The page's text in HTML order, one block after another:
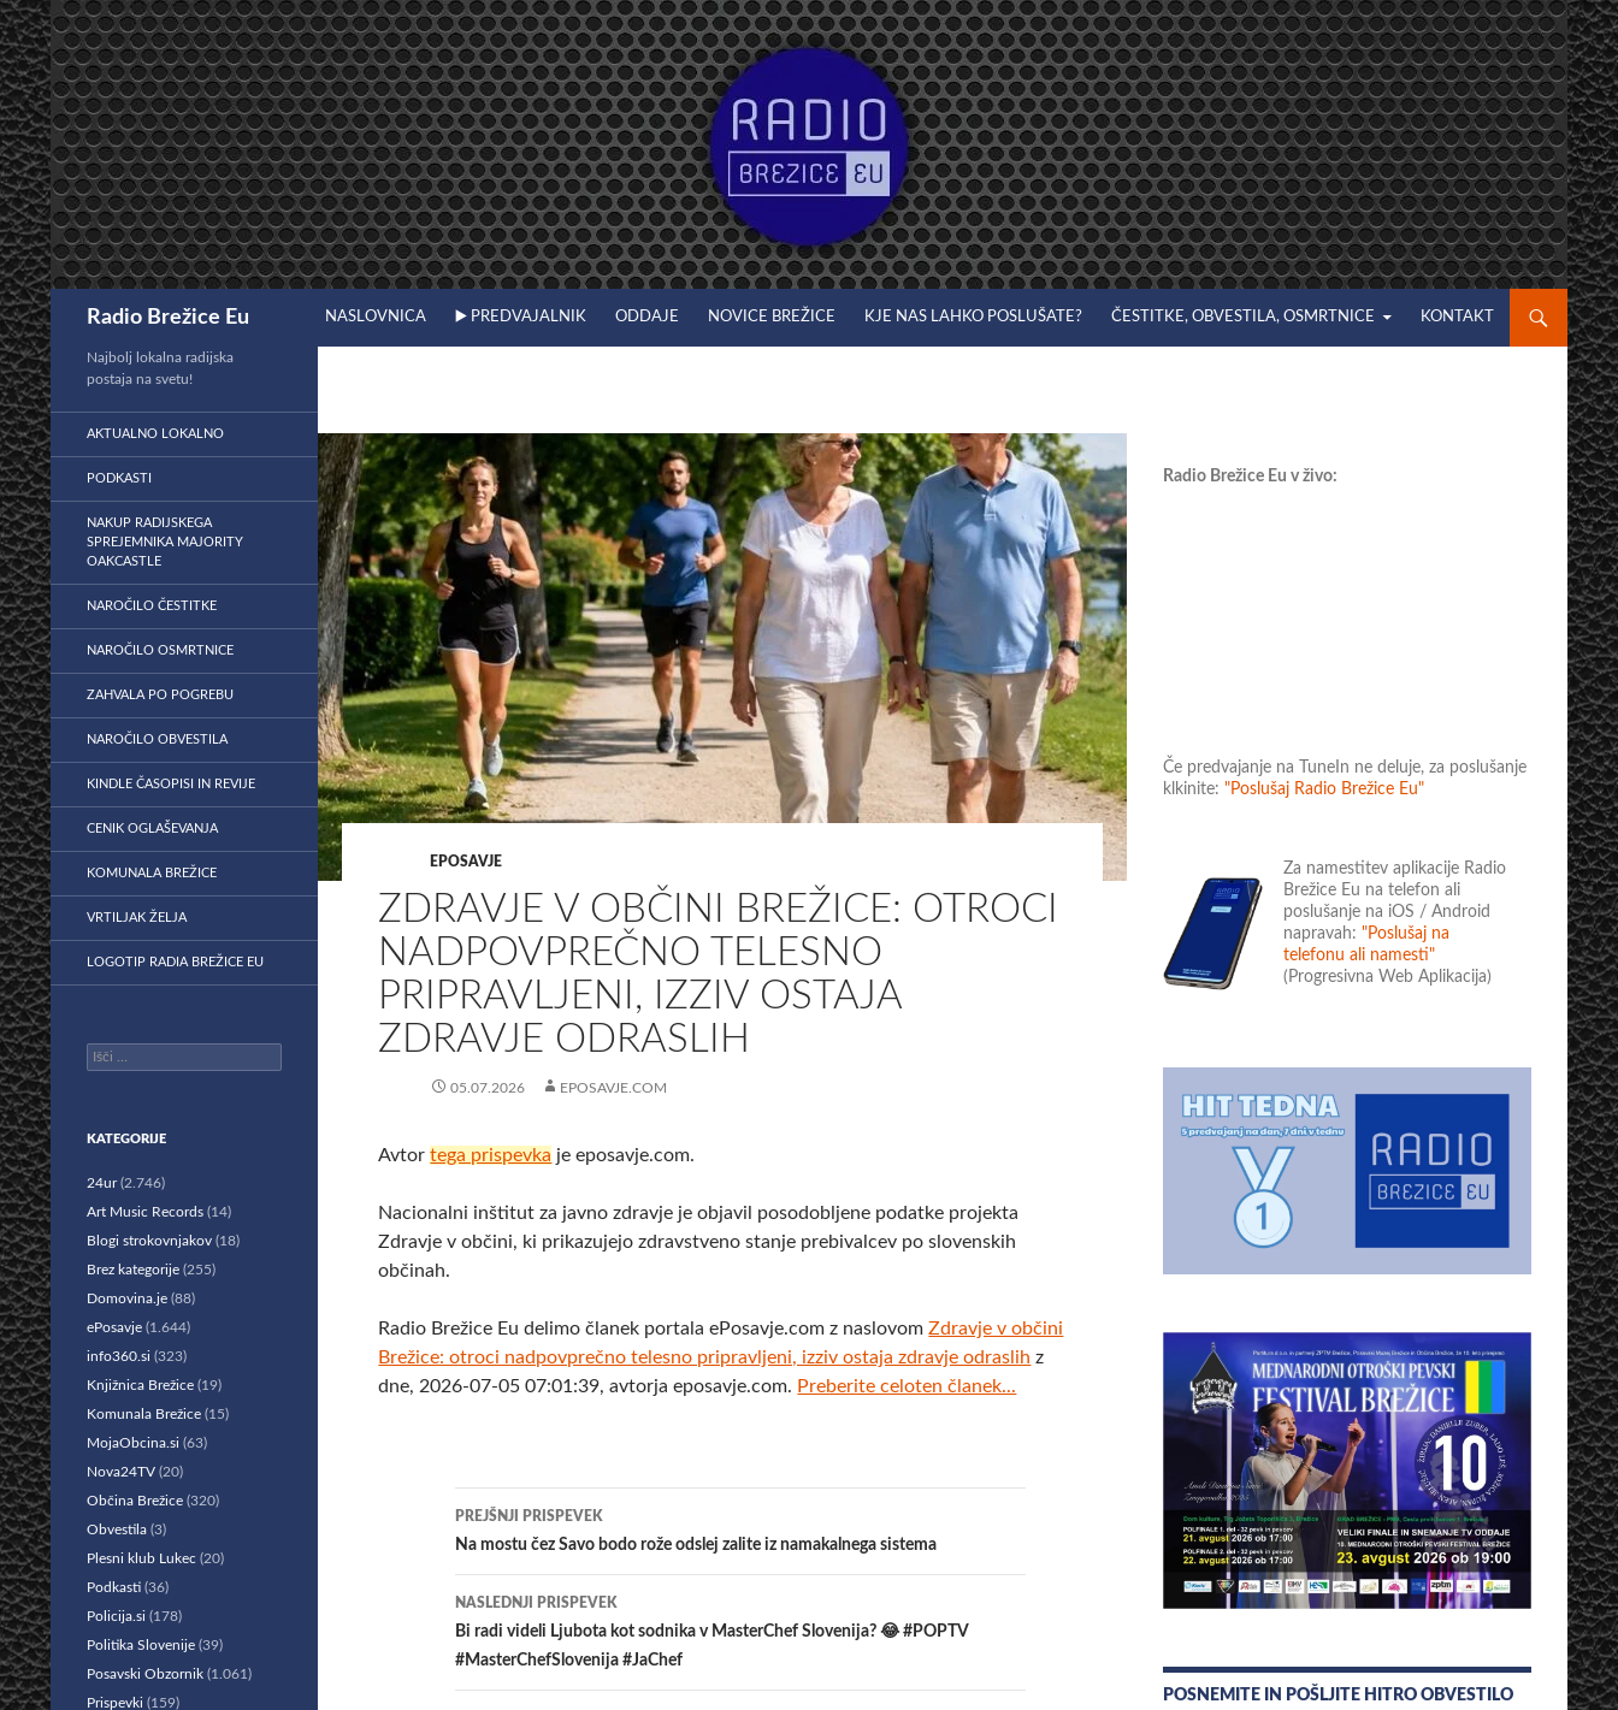
Preskoči
na
vsebino
Radio Brežice Eu NASLOVNICA ▶️ PREDVAJALNIK ODDAJE NOVICE BREŽICE KJE NAS LAHKO POSLUŠATE? ČESTITKE, OBVESTILA, OSMRTNICE KONTAKT
EPOSAVJE
ZDRAVJE V OBČINI BREŽICE: OTROCI
NADPOVPREČNO TELESNO
PRIPRAVLJENI, IZZIV OSTAJA
ZDRAVJE ODRASLIH
05.07.2026 EPOSAVJE.COM
Avtortega prispevka je eposavje.com.
Nacionalni inštitut za javno zdravje je objavil posodobljene podatke projekta
Zdravje v občini, ki prikazujejo zdravstveno stanje prebivalcev po slovenskih
občinah.
Radio Brežice Eu delimo članek portala ePosavje.com z naslovomZdravje v občini
Brežice: otroci nadpovprečno telesno pripravljeni, izziv ostaja zdravje odraslih z
dne, 2026-07-05 07:01:39, avtorja eposavje.com. Preberite celoten članek...
Krmarjenje
po
prispevkih
PREJŠNJI PRISPEVEK
Na mostu čez Savo bodo rože odslej zalite iz namakalnega sistema
NASLEDNJI PRISPEVEK
Bi radi videli Ljubota kot sodnika v MasterChef Slovenija? 😂 #POPTV
#MasterChefSlovenija #JaChef
Radio Brežice Eu v živo:
Če predvajanje na TuneIn ne deluje, za poslušanje
klkinite: "Poslušaj Radio Brežice Eu"
Za namestitev aplikacije Radio
Brežice Eu na telefon ali
poslušanje na iOS / Android
napravah: "Poslušaj na
telefonu ali namesti"
(Progresivna Web Aplikacija)
POSNEMITE IN POŠLJITE HITRO OBVESTILO
Najbolj lokalna radijska
postaja na svetu!
AKTUALNO LOKALNO
PODKASTI
NAKUP RADIJSKEGA
SPREJEMNIKA MAJORITY
OAKCASTLE
NAROČILO ČESTITKE
NAROČILO OSMRTNICE
ZAHVALA PO POGREBU
NAROČILO OBVESTILA
KINDLE ČASOPISI IN REVIJE
CENIK OGLAŠEVANJA
KOMUNALA BREŽICE
VRTILJAK ŽELJA
LOGOTIP RADIA BREŽICE EU
Išči:
KATEGORIJE
24ur(2.746)
Art Music Records (14)
Blogi strokovnjakov (18)
Brez kategorije (255)
Domovina.je (88)
ePosavje (1.644)
info360.si (323)
Knjižnica Brežice (19)
Komunala Brežice (15)
MojaObcina.si (63)
Nova24TV (20)
Občina Brežice (320)
Obvestila (3)
Plesni klub Lukec (20)
Podkasti (36)
Policija.si (178)
Politika Slovenije (39)
Posavski Obzornik (1.061)
Prispevki (159)